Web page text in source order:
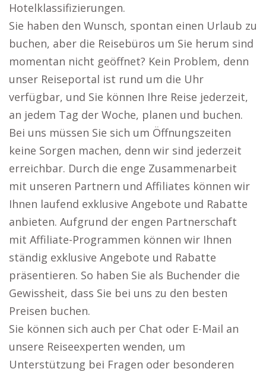
Hotelklassifizierungen.
Sie haben den Wunsch, spontan einen Urlaub zu
buchen, aber die Reisebüros um Sie herum sind
momentan nicht geöffnet? Kein Problem, denn
unser Reiseportal ist rund um die Uhr
verfügbar, und Sie können Ihre Reise jederzeit,
an jedem Tag der Woche, planen und buchen.
Bei uns müssen Sie sich um Öffnungszeiten
keine Sorgen machen, denn wir sind jederzeit
erreichbar. Durch die enge Zusammenarbeit
mit unseren Partnern und Affiliates können wir
Ihnen laufend exklusive Angebote und Rabatte
anbieten. Aufgrund der engen Partnerschaft
mit Affiliate-Programmen können wir Ihnen
ständig exklusive Angebote und Rabatte
präsentieren. So haben Sie als Buchender die
Gewissheit, dass Sie bei uns zu den besten
Preisen buchen.
Sie können sich auch per Chat oder E-Mail an
unsere Reiseexperten wenden, um
Unterstützung bei Fragen oder besonderen